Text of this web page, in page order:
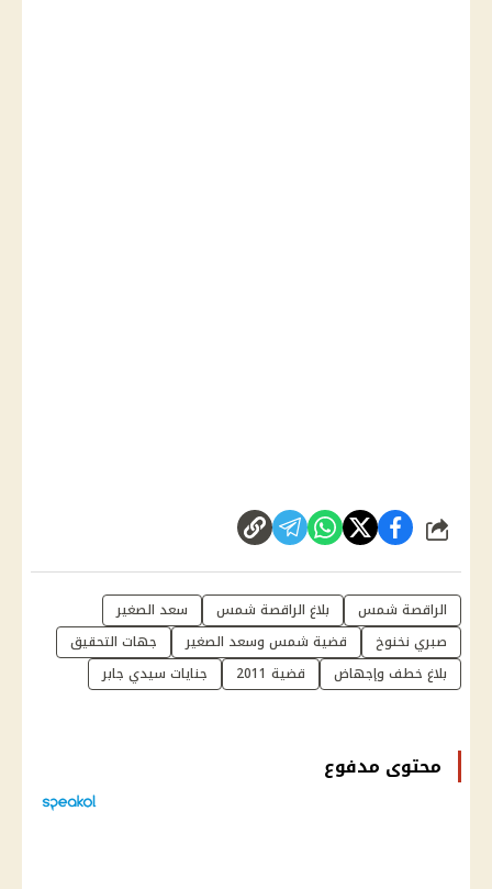
شارك
الراقصة شمس بلاغ الراقصة شمس
سعد الصغير
صبري نخنوخ
قضية شمس وسعد الصغير
جهات التحقيق
بلاغ خطف وإجهاض
قضية 2011 جنايات سيدي جابر
محتوى مدفوع